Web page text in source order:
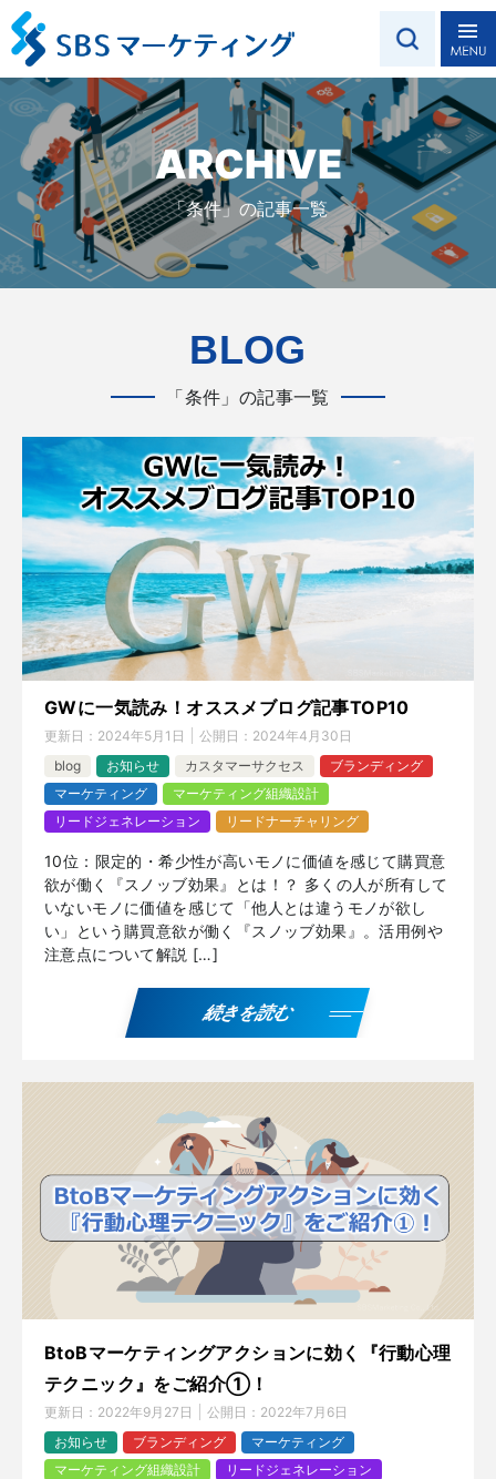
ARCHIVE
「条件」の記事一覧
BLOG
「条件」の記事一覧
GWに一気読み！オススメブログ記事TOP10
更新日： 2024年5月1日 公開日： 2024年4月30日
blog
お知らせ カスタマーサクセス
ブランディング
マーケティング
マーケティング組織設計
リードジェネレーション
リードナーチャリング
10位：限定的・希少性が高いモノに価値を感じて購買意
欲が働く『スノッブ効果』とは！？ 多くの人が所有して
いないモノに価値を感じて「他人とは違うモノが欲し
い」という購買意欲が働く『スノッブ効果』。活用例や
注意点について解説 […]
続きを読む
BtoBマーケティングアクションに効く『行動心理
テクニック』をご紹介①！
更新日： 2022年9月27日 公開日： 2022年7月6日
お知らせ
ブランディング
マーケティング
マーケティング組織設計
リードジェネレーション